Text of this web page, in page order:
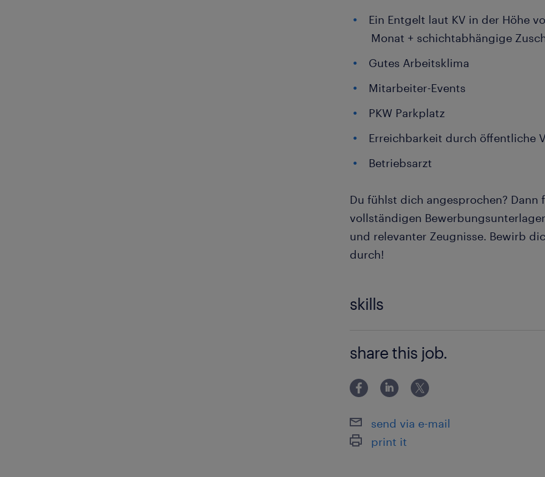
Ein Entgelt laut KV in der Höhe
Monat + schichtabhängige
Gutes Arbeitsklima
Mitarbeiter-Events
PKW Parkplatz
Erreichbarkeit durch öffentliche
Betriebsarzt
Du fühlst dich angesprochen? Dann
vollständigen
und relevanter Zeugnisse. Bewirb
durch!
skills
Qualitätskontrolle, Montage,
Nachtschicht, Metallindustrie
share this job.
send via e-mail
print it